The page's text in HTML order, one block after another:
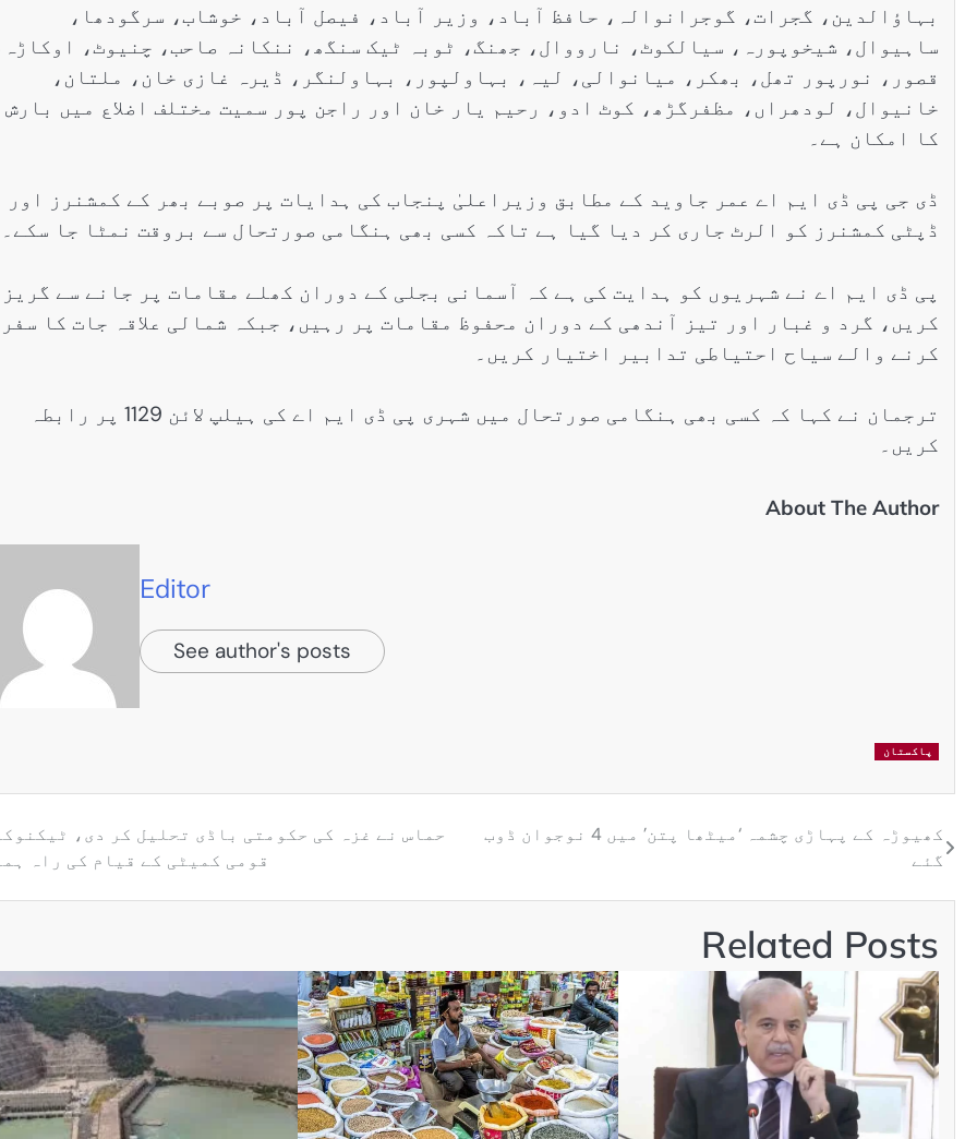
بہاؤالدین، گجرات، گوجرانوالہ، حافظ آباد، وزیر آباد، فیصل آباد، خوشاب، سرگودھا،
ساہیوال، شیخوپورہ، سیالکوٹ، نارووال، جھنگ، ٹوبہ ٹیک سنگھ، ننکانہ صاحب، چنیوٹ،
قصور، نورپور تھل، بھکر، میانوالی، لیہ، بہاولپور، بہاولنگر، ڈیرہ غازی خان، ملتان،
خانیوال، لودھراں، مظفرگڑھ، کوٹ ادو، رحیم یار خان اور راجن پور سمیت مختلف اضلاع میں بارش
کا امکان ہے۔
ڈی جی پی ڈی ایم اے عمر جاوید کے مطابق وزیراعلیٰ پنجاب کی ہدایات پر صوبے بھر کے کمشنرز اور
ڈپٹی کمشنرز کو الرٹ جاری کر دیا گیا ہے تاکہ کسی بھی ہنگامی صورتحال سے بروقت نمٹا جا سکے۔
پی ڈی ایم اے نے شہریوں کو ہدایت کی ہے کہ آسمانی بجلی کے دوران کھلے مقامات پر جانے سے گریز
کریں، گرد و غبار اور تیز آندھی کے دوران محفوظ مقامات پر رہیں، جبکہ شمالی علاقہ جات کا سفر
کرنے والے سیاح احتیاطی تدابیر اختیار کریں۔
ترجمان نے کہا کہ کسی بھی ہنگامی صورتحال میں شہری پی ڈی ایم اے کی ہیلپ لائن 1129 پر رابطہ
کریں۔
About The Author
Editor
See author's posts
پاکستان
کھیوڑہ کے پہاڑی چشمہ ‘میٹھا پتن’ میں 4 نوجوان ڈوب
گئے
حماس نے غزہ کی حکومتی باڈی تحلیل کر دی،
قومی کمیٹی کے قیام کی راہ
Related Posts